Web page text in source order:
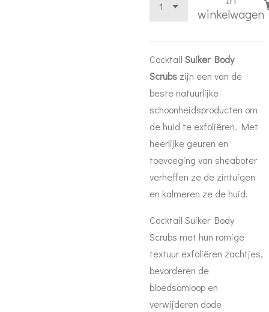
winkelwagen
Cocktail Suiker Body
Scrubs zijn een van de
beste natuurlijke
schoonheidsproducten om
de huid te exfoliëren. Met
heerlijke geuren en
toevoeging van sheaboter
verheffen ze de zintuigen
en kalmeren ze de huid.
Cocktail Suiker Body
Scrubs met hun romige
textuur exfoliëren zachtjes,
bevorderen de
bloedsomloop en
verwijderen dode